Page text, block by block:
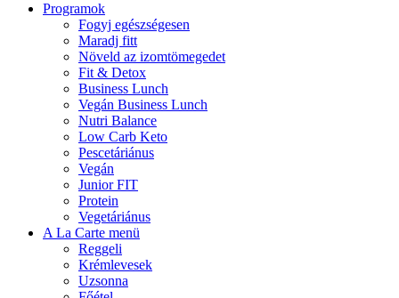
Programok
Fogyj egészségesen
Maradj fitt
Növeld az izomtömegedet
Fit & Detox
Business Lunch
Vegán Business Lunch
Nutri Balance
Low Carb Keto
Pescetáriánus
Vegán
Junior FIT
Protein
Vegetáriánus
A La Carte menü
Reggeli
Krémlevesek
Uzsonna